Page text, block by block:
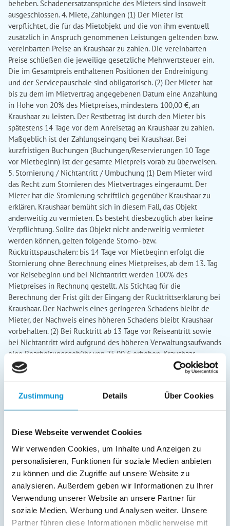
Zustimmung Details Über Cookies
Diese Webseite verwendet Cookies
Wir verwenden Cookies, um Inhalte und Anzeigen zu
personalisieren, Funktionen für soziale Medien anbieten
zu können und die Zugriffe auf unsere Website zu
analysieren. Außerdem geben wir Informationen zu Ihrer
Verwendung unserer Website an unsere Partner für
soziale Medien, Werbung und Analysen weiter. Unsere
Partner führen diese Informationen möglicherweise mit